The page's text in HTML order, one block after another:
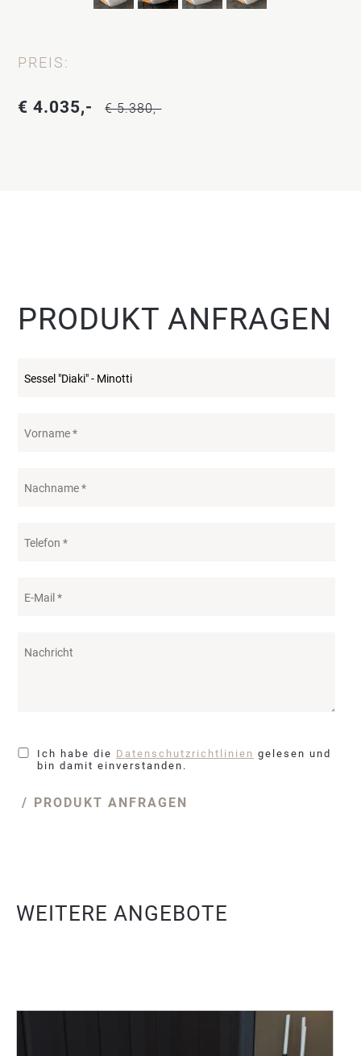
PREIS:
€ 4.035,- € 5.380,-
PRODUKT ANFRAGEN
Ich habe die Datenschutzrichtlinien gelesen und
bin damit einverstanden.
PRODUKT ANFRAGEN
WEITERE ANGEBOTE